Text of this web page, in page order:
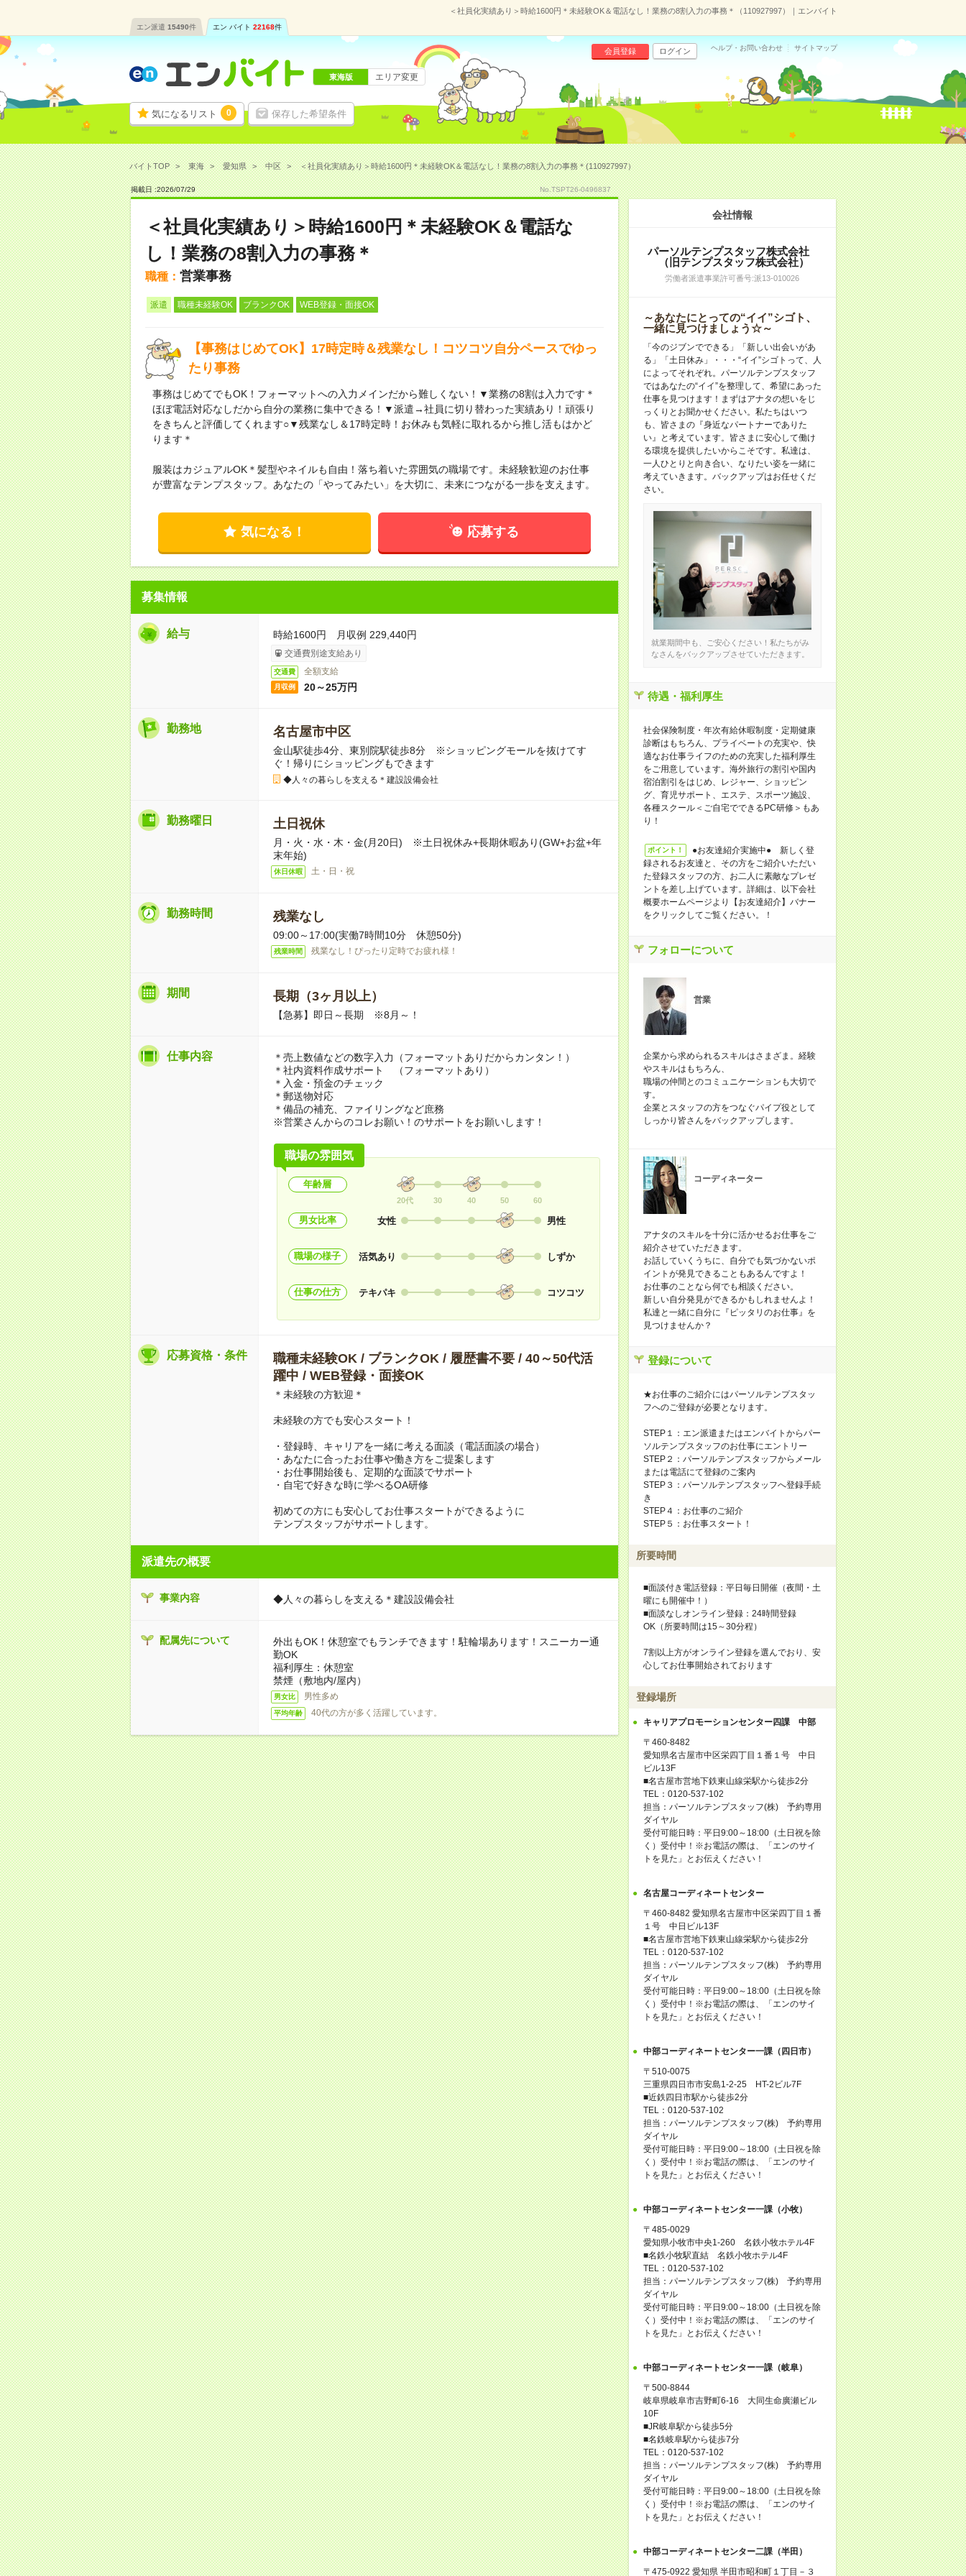
＜社員化実績あり＞時給1600円＊未経験OK＆電話なし！業務の8割入力の事務＊（110927997）｜エンバイト
エン派遣 15490件 エン バイト 22168件
気になるリスト 0 保存した希望条件
会員登録 ログイン ヘルプ・お問い合わせ サイトマップ
東海版 エリア変更
バイトTOP 東海 愛知県 中区 ＜社員化実績あり＞時給1600円＊未経験OK＆電話なし！業務の8割入力の事務＊(110927997）
掲載日 :2026/07/29 No.TSPT26-0496837
＜社員化実績あり＞時給1600円＊未経験OK＆電話な
し！業務の8割入力の事務＊
職種： 営業事務
派遣 職種未経験OK ブランクOK WEB登録・面接OK
【事務はじめてOK】17時定時＆残業なし！コツコツ自分ペースでゆっ
たり事務
事務はじめてでもOK！フォーマットへの入力メインだから難しくない！▼業務の8割は入力です＊
ほぼ電話対応なしだから自分の業務に集中できる！▼派遣→社員に切り替わった実績あり！頑張り
をきちんと評価してくれます○▼残業なし＆17時定時！お休みも気軽に取れるから推し活もはかど
ります＊
服装はカジュアルOK＊髪型やネイルも自由！落ち着いた雰囲気の職場です。未経験歓迎のお仕事
が豊富なテンプスタッフ。あなたの「やってみたい」を大切に、未来につながる一歩を支えます。
気になる！ 応募する
募集情報
給与 時給1600円 月収例 229,440円
交通費別途支給あり
交通費 全額支給
月収例 20～25万円
勤務地 名古屋市中区
金山駅徒歩4分、東別院駅徒歩8分 ※ショッピングモールを抜けてす
ぐ！帰りにショッピングもできます
◆人々の暮らしを支える＊建設設備会社
勤務曜日 土日祝休
月・火・水・木・金(月20日) ※土日祝休み+長期休暇あり(GW+お盆+年
末年始)
休日休暇 土・日・祝
勤務時間 残業なし
09:00～17:00(実働7時間10分 休憩50分)
残業時間 残業なし！ぴったり定時でお疲れ様！
期間 長期（3ヶ月以上）
【急募】即日～長期 ※8月～！
仕事内容
＊売上数値などの数字入力（フォーマットありだからカンタン！）
＊社内資料作成サポート （フォーマットあり）
＊入金・預金のチェック
＊郵送物対応
＊備品の補充、ファイリングなど庶務
※営業さんからのコレお願い！のサポートをお願いします！
職場の雰囲気
年齢層
20代 30 40 50 60
男女比率 女性 男性
職場の様子 活気あり しずか
仕事の仕方 テキパキ コツコツ
応募資格・条件
職種未経験OK / ブランクOK / 履歴書不要 / 40～50代活
躍中 / WEB登録・面接OK
＊未経験の方歓迎＊
未経験の方でも安心スタート！
・登録時、キャリアを一緒に考える面談（電話面談の場合）
・あなたに合ったお仕事や働き方をご提案します
・お仕事開始後も、定期的な面談でサポート
・自宅で好きな時に学べるOA研修
初めての方にも安心してお仕事スタートができるように
テンプスタッフがサポートします。
派遣先の概要
事業内容 ◆人々の暮らしを支える＊建設設備会社
配属先について
外出もOK！休憩室でもランチできます！駐輪場あります！スニーカー通
勤OK
福利厚生：休憩室
禁煙（敷地内/屋内）
男女比 男性多め
平均年齢 40代の方が多く活躍しています。
会社情報
パーソルテンプスタッフ株式会社
（旧テンプスタッフ株式会社）
労働者派遣事業許可番号:派13-010026
～あなたにとっての“イイ”シゴト、
一緒に見つけましょう☆～
「今のジブンでできる」「新しい出会いがあ
る」「土日休み」・・・“イイ”シゴトって、人
によってそれぞれ。パーソルテンプスタッフ
ではあなたの“イイ”を整理して、希望にあった
仕事を見つけます！まずはアナタの想いをじ
っくりとお聞かせください。私たちはいつ
も、皆さまの『身近なパートナーでありた
い』と考えています。皆さまに安心して働け
る環境を提供したいからこそです。私達は、
一人ひとりと向き合い、なりたい姿を一緒に
考えていきます。バックアップはお任せくだ
さい。
就業期間中も、ご安心ください！私たちがみ
なさんをバックアップさせていただきます。
待遇・福利厚生
社会保険制度・年次有給休暇制度・定期健康
診断はもちろん、プライベートの充実や、快
適なお仕事ライフのための充実した福利厚生
をご用意しています。海外旅行の割引や国内
宿泊割引をはじめ、レジャー、ショッピン
グ、育児サポート、エステ、スポーツ施設、
各種スクール＜ご自宅でできるPC研修＞もあ
り！
ポイント！
●お友達紹介実施中● 新しく登
録されるお友達と、その方をご紹介いただい
た登録スタッフの方、お二人に素敵なプレゼ
ントを差し上げています。詳細は、以下会社
概要ホームページより【お友達紹介】バナー
をクリックしてご覧ください。！
フォローについて
営業
企業から求められるスキルはさまざま。経験
やスキルはもちろん、
職場の仲間とのコミュニケーションも大切で
す。
企業とスタッフの方をつなぐパイプ役として
しっかり皆さんをバックアップします。
コーディネーター
アナタのスキルを十分に活かせるお仕事をご
紹介させていただきます。
お話していくうちに、自分でも気づかないポ
イントが発見できることもあるんですよ！
お仕事のことなら何でも相談ください。
新しい自分発見ができるかもしれませんよ！
私達と一緒に自分に『ピッタリのお仕事』を
見つけませんか？
登録について
★お仕事のご紹介にはパーソルテンプスタッ
フへのご登録が必要となります。
STEP１：エン派遣またはエンバイトからパー
ソルテンプスタッフのお仕事にエントリー
STEP２：パーソルテンプスタッフからメール
または電話にて登録のご案内
STEP３：パーソルテンプスタッフへ登録手続
き
STEP４：お仕事のご紹介
STEP５：お仕事スタート！
所要時間
■面談付き電話登録：平日毎日開催（夜間・土
曜にも開催中！）
■面談なしオンライン登録：24時間登録
OK（所要時間は15～30分程）
7割以上方がオンライン登録を選んでおり、安
心してお仕事開始されております
登録場所
キャリアプロモーションセンター四課 中部
〒460-8482
愛知県名古屋市中区栄四丁目１番１号 中日
ビル13F
■名古屋市営地下鉄東山線栄駅から徒歩2分
TEL：0120-537-102
担当：パーソルテンプスタッフ(株) 予約専用
ダイヤル
受付可能日時：平日9:00～18:00（土日祝を除
く）受付中！※お電話の際は、「エンのサイ
トを見た」とお伝えください！
名古屋コーディネートセンター
〒460-8482 愛知県名古屋市中区栄四丁目１番
１号 中日ビル13F
■名古屋市営地下鉄東山線栄駅から徒歩2分
TEL：0120-537-102
担当：パーソルテンプスタッフ(株) 予約専用
ダイヤル
受付可能日時：平日9:00～18:00（土日祝を除
く）受付中！※お電話の際は、「エンのサイ
トを見た」とお伝えください！
中部コーディネートセンター一課（四日市）
〒510-0075
三重県四日市市安島1-2-25 HT-2ビル7F
■近鉄四日市駅から徒歩2分
TEL：0120-537-102
担当：パーソルテンプスタッフ(株) 予約専用
ダイヤル
受付可能日時：平日9:00～18:00（土日祝を除
く）受付中！※お電話の際は、「エンのサイ
トを見た」とお伝えください！
中部コーディネートセンター一課（小牧）
〒485-0029
愛知県小牧市中央1-260 名鉄小牧ホテル4F
■名鉄小牧駅直結 名鉄小牧ホテル4F
TEL：0120-537-102
担当：パーソルテンプスタッフ(株) 予約専用
ダイヤル
受付可能日時：平日9:00～18:00（土日祝を除
く）受付中！※お電話の際は、「エンのサイ
トを見た」とお伝えください！
中部コーディネートセンター一課（岐阜）
〒500-8844
岐阜県岐阜市吉野町6-16 大同生命廣瀬ビル
10F
■JR岐阜駅から徒歩5分
■名鉄岐阜駅から徒歩7分
TEL：0120-537-102
担当：パーソルテンプスタッフ(株) 予約専用
ダイヤル
受付可能日時：平日9:00～18:00（土日祝を除
く）受付中！※お電話の際は、「エンのサイ
トを見た」とお伝えください！
中部コーディネートセンター二課（半田）
〒475-0922 愛知県 半田市昭和町１丁目－３